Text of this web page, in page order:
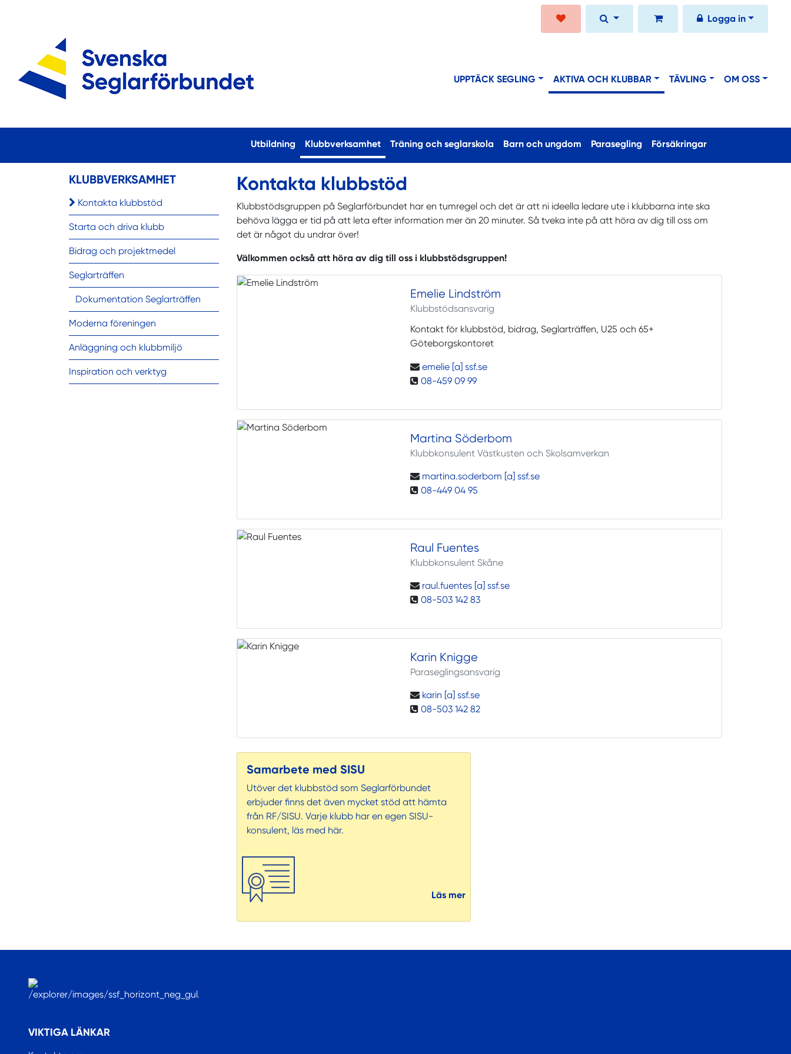
Logga in
UPPTÄCK SEGLING AKTIVA OCH KLUBBAR TÄVLING OM OSS
Utbildning Klubbverksamhet(current)
Träning och seglarskola Barn och ungdom Parasegling Försäkringar
KLUBBVERKSAMHET
Kontakta klubbstöd
Starta och driva klubb
Bidrag och projektmedel
Seglarträffen
Dokumentation Seglarträffen
Moderna föreningen
Anläggning och klubbmiljö
Inspiration och verktyg
Kontakta klubbstöd
Klubbstödsgruppen på Seglarförbundet har en tumregel och det är att ni ideella ledare ute i klubbarna inte ska
behöva lägga er tid på att leta efter information mer än 20 minuter. Så tveka inte på att höra av dig till oss om
det är något du undrar över!
Välkommen också att höra av dig till oss i klubbstödsgruppen!
Emelie Lindström
Klubbstödsansvarig
Kontakt för klubbstöd, bidrag, Seglarträffen, U25 och 65+
Göteborgskontoret
emelie [a] ssf.se
08-459 09 99
Martina Söderbom
Klubbkonsulent Västkusten och Skolsamverkan
martina.soderbom [a] ssf.se
08-449 04 95
Raul Fuentes
Klubbkonsulent Skåne
raul.fuentes [a] ssf.se
08-503 142 83
Karin Knigge
Paraseglingsansvarig
karin [a] ssf.se
08-503 142 82
Samarbete med SISU
Utöver det klubbstöd som Seglarförbundet
erbjuder finns det även mycket stöd att hämta
från RF/SISU. Varje klubb har en egen SISU-
konsulent, läs med här.
Läs mer
VIKTIGA LÄNKAR